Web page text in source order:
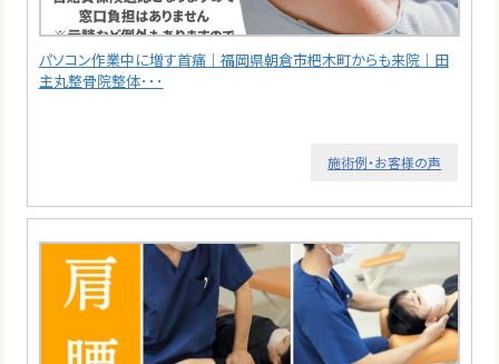
パソコン作業中に増す首痛｜福岡県朝倉市杷木町からも来院｜田
主丸整骨院整体･･･
施術例・お客様の声